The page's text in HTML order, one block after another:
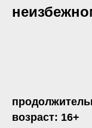
возраст: 16+